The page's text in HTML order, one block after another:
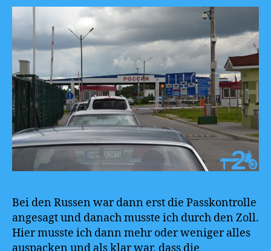
Bei den Russen war dann erst die Passkontrolle
angesagt und danach musste ich durch den Zoll.
Hier musste ich dann mehr oder weniger alles